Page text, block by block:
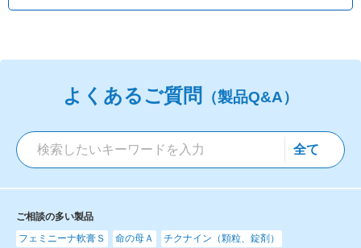
よくあるご質問 （製品Q&A）
ご相談の多い製品
フェミニーナ軟膏Ｓ
命の母Ａ チクナイン（顆粒、錠剤）